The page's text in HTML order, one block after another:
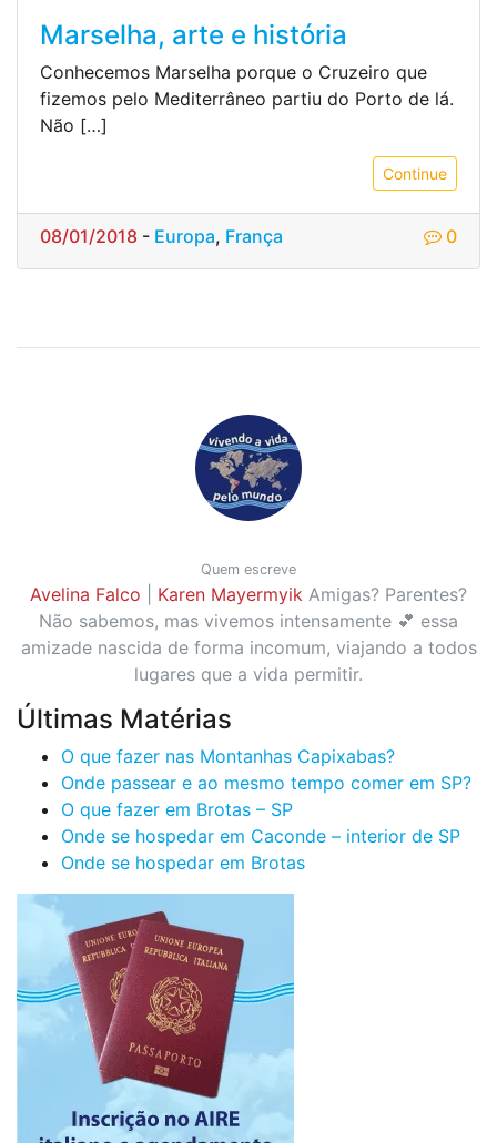
Marselha, arte e história
Conhecemos Marselha porque o Cruzeiro que
fizemos pelo Mediterrâneo partiu do Porto de lá.
Não […]
Continue
08/01/2018 - Europa, França 0
Quem escreve
Avelina Falco Karen Mayermyik Amigas? Parentes?
Não sabemos, mas vivemos intensamente 💕 essa
amizade nascida de forma incomum, viajando a todos
lugares que a vida permitir.
Últimas Matérias
O que fazer nas Montanhas Capixabas?
Onde passear e ao mesmo tempo comer em SP?
O que fazer em Brotas – SP
Onde se hospedar em Caconde – interior de SP
Onde se hospedar em Brotas